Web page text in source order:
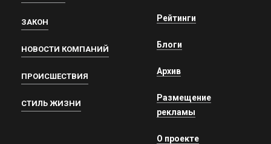
ЗАКОН
НОВОСТИ КОМПАНИЙ
ПРОИСШЕСТВИЯ
СТИЛЬ ЖИЗНИ
Рейтинги
Блоги
Архив
Размещение
рекламы
О проекте